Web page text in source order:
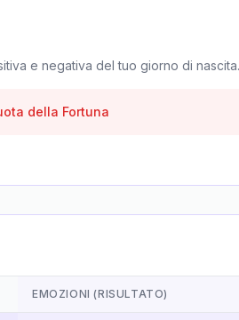
e negativa del tuo giorno di nascita.
della Fortuna
EMOZIONI (RISULTATO)